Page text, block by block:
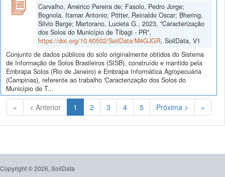
Carvalho, Américo Pereira de; Fasolo, Pedro Jorge;
Bognola, Itamar Antonio; Pötter, Reinaldo Oscar; Bhering,
Silvio Barge; Martorano, Lucieta G., 2023, "Caracterização
dos Solos do Município de Tibagi - PR",
https://doi.org/10.60502/SoilData/M4GJGR, SoilData, V1
Conjunto de dados públicos do solo originalmente obtidos do Sistema
de Informação de Solos Brasileiros (SISB), construído e mantido pela
Embrapa Solos (Rio de Janeiro) e Embrapa Informática Agropecuária
(Campinas), referente ao trabalho 'Caracterização dos Solos do
Município de T...
« < Anterior 1 (Atual)
2 3 4 5 Próxima > »
Copyright © 2026, SoilData